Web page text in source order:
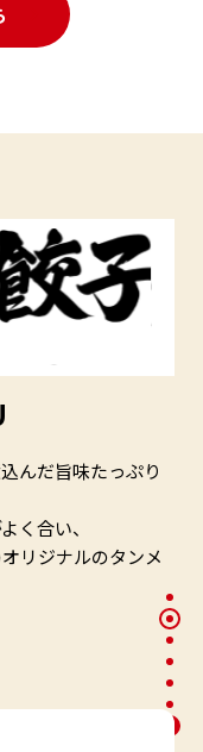
んだ旨味たっぷり
く合い、
リジナルのタンメ